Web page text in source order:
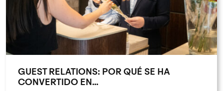
GUEST RELATIONS: POR QUÉ SE HA
CONVERTIDO EN…